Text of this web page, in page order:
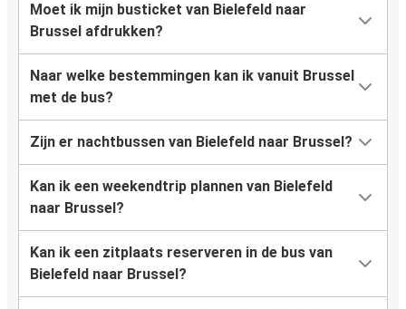
Moet ik mijn busticket van Bielefeld naar
Brussel afdrukken?
Naar welke bestemmingen kan ik vanuit Brussel
met de bus?
Zijn er nachtbussen van Bielefeld naar Brussel?
Kan ik een weekendtrip plannen van Bielefeld
naar Brussel?
Kan ik een zitplaats reserveren in de bus van
Bielefeld naar Brussel?